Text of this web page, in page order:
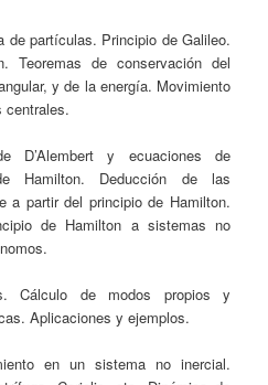
de partículas. Principio de Galileo.
Teoremas de conservación del
y de la energía. Movimiento
centrales.
D’Alembert y ecuaciones de
Hamilton. Deducción de las
a partir del principio de Hamilton.
de Hamilton a sistemas no
Cálculo de modos propios y
Aplicaciones y ejemplos.
en un sistema no inercial.